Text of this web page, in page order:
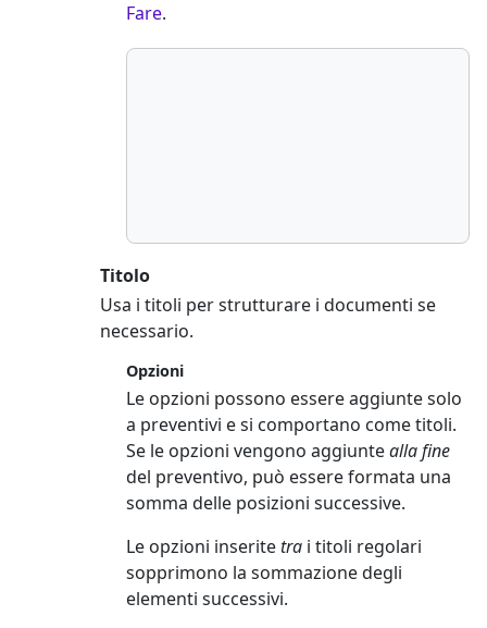
Fare.
Titolo
Usa i titoli per strutturare i documenti se
necessario.
Opzioni
Le opzioni possono essere aggiunte solo
a preventivi e si comportano come titoli.
Se le opzioni vengono aggiuntealla fine
del preventivo, può essere formata una
somma delle posizioni successive.
Le opzioni inseritetra i titoli regolari
sopprimono la sommazione degli
elementi successivi.